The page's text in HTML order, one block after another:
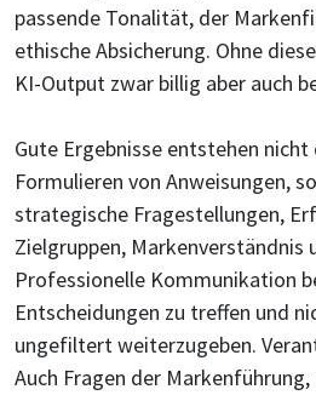
passende Tonalität, der
ethische Absicherung. Ohne
KI-Output zwar billig aber auch
Gute Ergebnisse entstehen
Formulieren von Anweisungen,
strategische Fragestellungen,
Zielgruppen, Markenverständnis
Professionelle Kommunikation
Entscheidungen zu treffen und
ungefiltert weiterzugeben.
Auch Fragen der